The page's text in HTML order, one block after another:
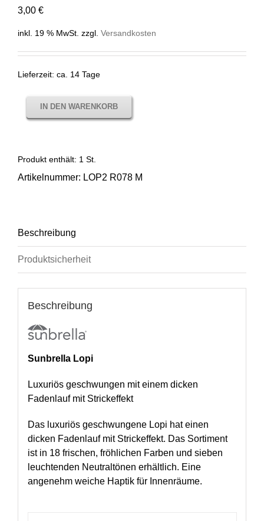
3,00 €
inkl. 19 % MwSt. zzgl. Versandkosten
Lieferzeit: ca. 14 Tage
IN DEN WARENKORB
Produkt enthält: 1 St.
Artikelnummer: LOP2 R078 M
Beschreibung
Produktsicherheit
Beschreibung
Sunbrella Lopi
Luxuriös geschwungen mit einem dicken
Fadenlauf mit Strickeffekt
Das luxuriös geschwungene Lopi hat einen
dicken Fadenlauf mit Strickeffekt. Das Sortiment
ist in 18 frischen, fröhlichen Farben und sieben
leuchtenden Neutraltönen erhältlich. Eine
angenehm weiche Haptik für Innenräume.